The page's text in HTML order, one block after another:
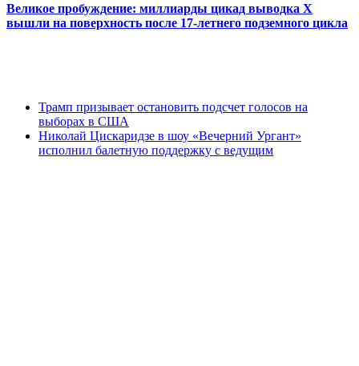
Великое пробуждение: миллиарды цикад выводка Х
вышли на поверхность после 17-летнего подземного цикла
Трамп призывает остановить подсчет голосов на
выборах в США
Николай Цискаридзе в шоу «Вечерний Ургант»
исполнил балетную поддержку с ведущим